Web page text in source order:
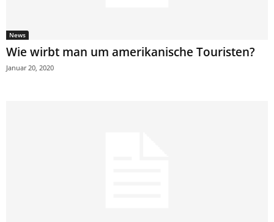
News
Wie wirbt man um amerikanische Touristen?
Januar 20, 2020